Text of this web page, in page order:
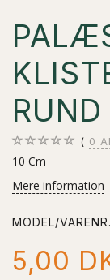
RUND
0
10 Cm
Mere information
MODEL/
5,00